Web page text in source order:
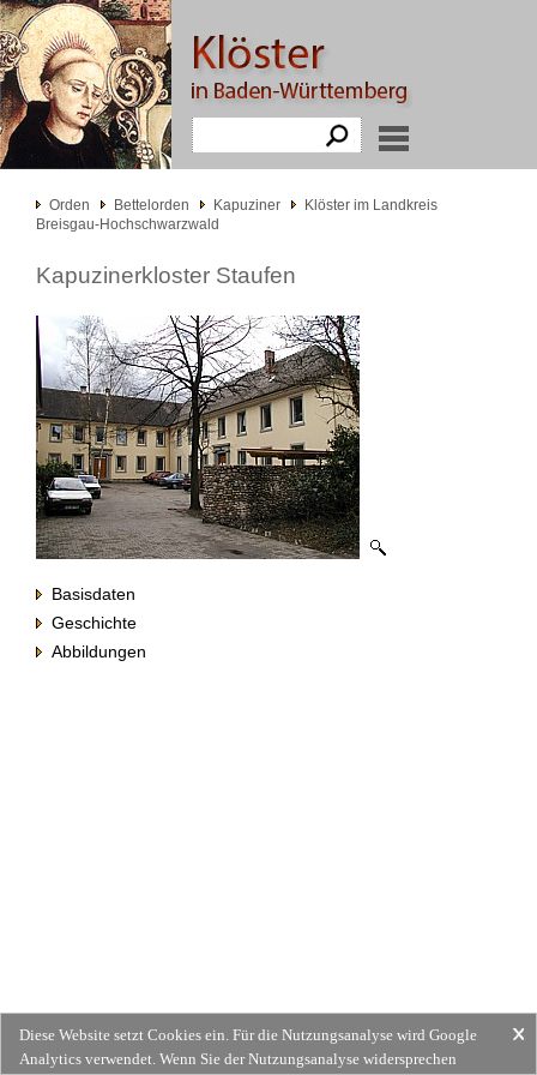
Orden Bettelorden Kapuziner
Klöster im Landkreis
Breisgau-Hochschwarzwald
Kapuzinerkloster Staufen
Basisdaten
Geschichte
Abbildungen
Diese Website setzt Cookies ein. Für die Nutzungsanalyse wird Google
Analytics verwendet. Wenn Sie der Nutzungsanalyse widersprechen